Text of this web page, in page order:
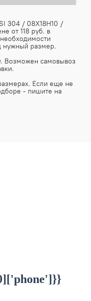
304 / 08Х18Н10 /
от 118 руб. в
нужный размер.
Возможен самовывоз
Если еще не
- пишите на